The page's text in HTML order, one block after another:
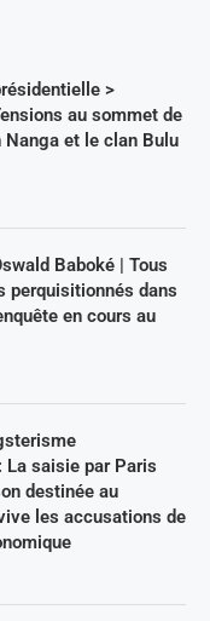
>
au sommet de
Nanga et le clan Bulu
Baboké | Tous
perquisitionnés dans
en cours au
La saisie par Paris
destinée au
les accusations de